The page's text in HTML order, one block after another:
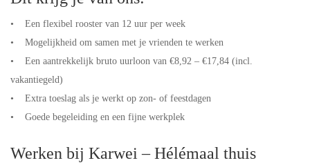
• Een flexibel rooster van 12 uur per week
• Mogelijkheid om samen met je vrienden te werken
• Een aantrekkelijk bruto uurloon van €8,92 – €17,84 (incl.
vakantiegeld)
• Extra toeslag als je werkt op zon- of feestdagen
• Goede begeleiding en een fijne werkplek
Werken bij Karwei – Hélémaal thuis